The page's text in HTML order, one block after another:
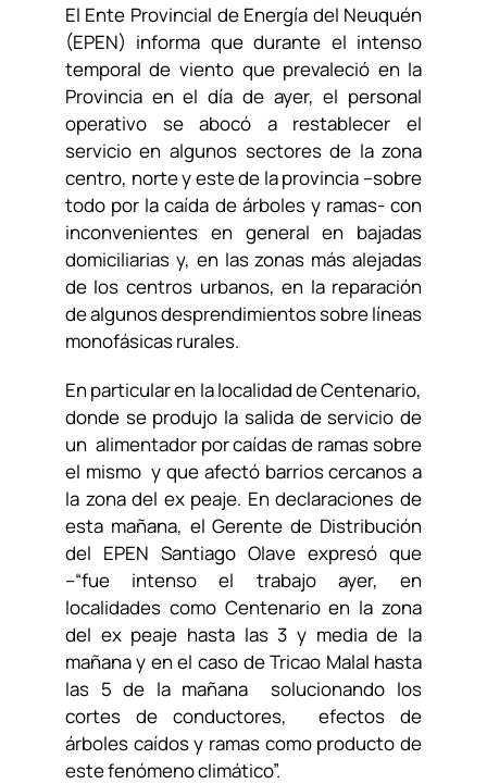
El Ente Provincial de Energía del Neuquén
(EPEN) informa que durante el intenso
temporal de viento que prevaleció en la
Provincia en el día de ayer, el personal
operativo se abocó a restablecer el
servicio en algunos sectores de la zona
centro, norte y este de la provincia –sobre
todo por la caída de árboles y ramas- con
inconvenientes en general en bajadas
domiciliarias y, en las zonas más alejadas
de los centros urbanos, en la reparación
de algunos desprendimientos sobre líneas
monofásicas rurales.
En particular en la localidad de Centenario,
donde se produjo la salida de servicio de
un alimentador por caídas de ramas sobre
el mismo y que afectó barrios cercanos a
la zona del ex peaje. En declaraciones de
esta mañana, el Gerente de Distribución
del EPEN Santiago Olave expresó que
–“fue intenso el trabajo ayer, en
localidades como Centenario en la zona
del ex peaje hasta las 3 y media de la
mañana y en el caso de Tricao Malal hasta
las 5 de la mañana solucionando los
cortes de conductores, efectos de
árboles caídos y ramas como producto de
este fenómeno climático”.